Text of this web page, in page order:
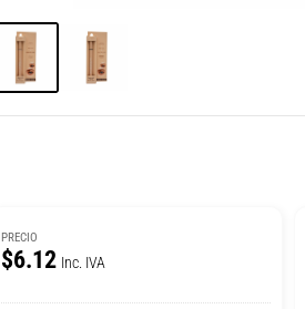
PRECIO
$6.12 Inc. IVA